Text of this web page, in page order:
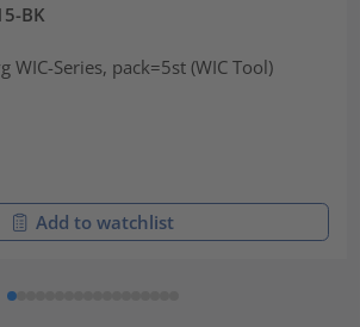
BK
WIC-Series, pack=5st (WIC Tool)
Add to watchlist